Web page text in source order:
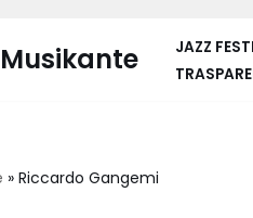
Musikante JAZZ
» Riccardo Gangemi